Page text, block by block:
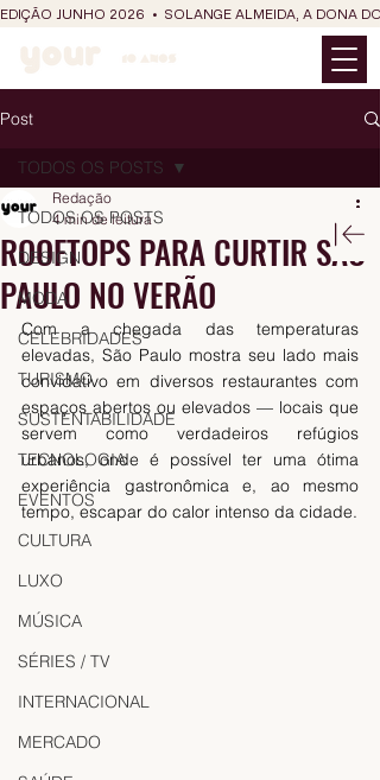
EDIÇÃO JUNHO 2026  •  SOLANGE ALMEIDA, A DONA
Post
TODOS OS POSTS
DESIGN
MODA
CELEBRIDADES
TURISMO
SUSTENTABILIDADE
TECNOLOGIA
EVENTOS
CULTURA
LUXO
MÚSICA
SÉRIES / TV
INTERNACIONAL
MERCADO
TODOS OS POSTS
ROOFTOPS PARA CURTIR SÃO
PAULO NO VERÃO
Redação
4 min de leitura
Com a chegada das temperaturas
elevadas, São Paulo mostra seu lado mais
convidativo em diversos restaurantes com
espaços abertos ou elevados — locais que
servem como verdadeiros refúgios
urbanos, onde é possível ter uma ótima
experiência gastronômica e, ao mesmo
tempo, escapar do calor intenso da cidade.